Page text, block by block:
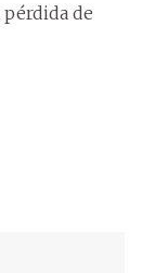
pérdida de